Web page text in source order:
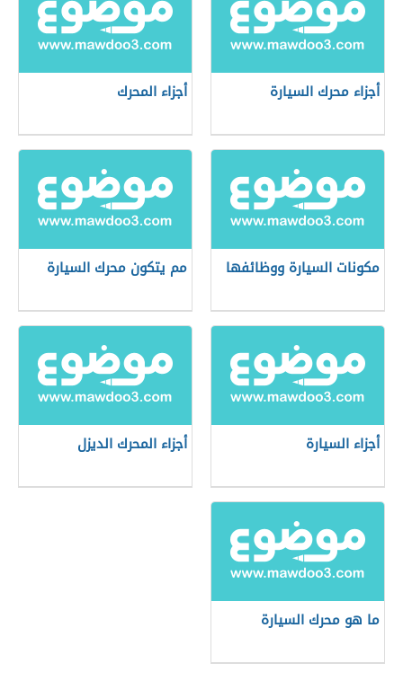
أجزاء محرك السيارة أجزاء المحرك
مكونات السيارة ووظائفها مم يتكون محرك السيارة
أجزاء السيارة أجزاء المحرك الديزل
ما هو محرك السيارة